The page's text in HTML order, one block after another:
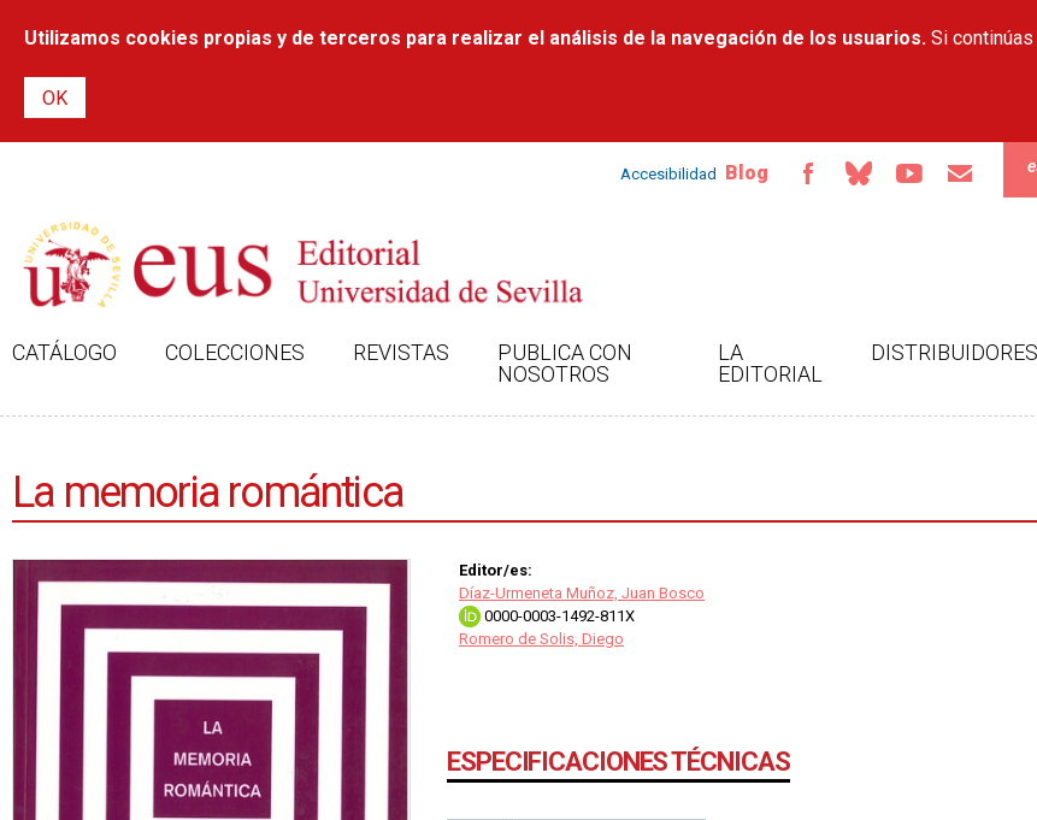
contenido
Utilizamos cookies propias y de terceros para realizar el análisis de la navegación de los usuarios. Si
Accesibilidad Blog
CATÁLOGO COLECCIONES REVISTAS
PUBLICA CON
NOSOTROS
LA
EDITORIAL
DISTRIBUIDORES
La memoria romántica
Editor/es:
Díaz-Urmeneta Muñoz, Juan Bosco
0000-0003-1492-811X
Romero de Solis, Diego
ESPECIFICACIONES TÉCNICAS